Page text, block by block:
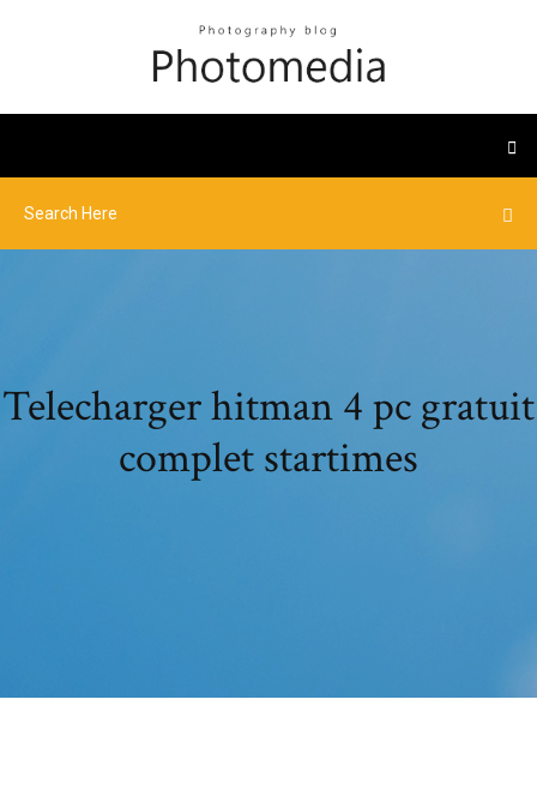
Telecharger hitman 4 pc gratuit
complet startimes